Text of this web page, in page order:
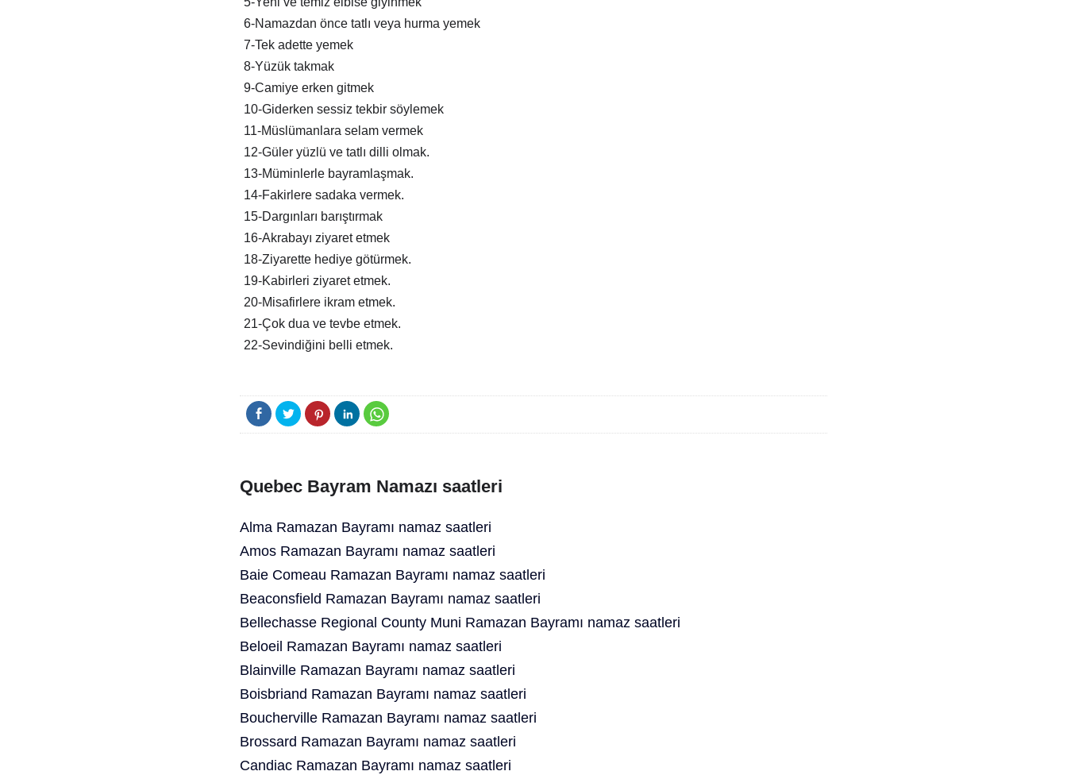
6-Namazdan önce tatlı veya hurma yemek
7-Tek adette yemek
8-Yüzük takmak
9-Camiye erken gitmek
10-Giderken sessiz tekbir söylemek
11-Müslümanlara selam vermek
12-Güler yüzlü ve tatlı dilli olmak.
13-Müminlerle bayramlaşmak.
14-Fakirlere sadaka vermek.
15-Dargınları barıştırmak
16-Akrabayı ziyaret etmek
18-Ziyarette hediye götürmek.
19-Kabirleri ziyaret etmek.
20-Misafirlere ikram etmek.
21-Çok dua ve tevbe etmek.
22-Sevindiğini belli etmek.
Quebec Bayram Namazı saatleri
Alma Ramazan Bayramı namaz saatleri
Amos Ramazan Bayramı namaz saatleri
Baie Comeau Ramazan Bayramı namaz saatleri
Beaconsfield Ramazan Bayramı namaz saatleri
Bellechasse Regional County Muni Ramazan Bayramı namaz saatleri
Beloeil Ramazan Bayramı namaz saatleri
Blainville Ramazan Bayramı namaz saatleri
Boisbriand Ramazan Bayramı namaz saatleri
Boucherville Ramazan Bayramı namaz saatleri
Brossard Ramazan Bayramı namaz saatleri
Candiac Ramazan Bayramı namaz saatleri